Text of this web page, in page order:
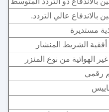
بالاندفاع عالي التردد.
مستديرة
أفقية الشريط المنشار
غير الهوائية من نوع المئزر
رقمي